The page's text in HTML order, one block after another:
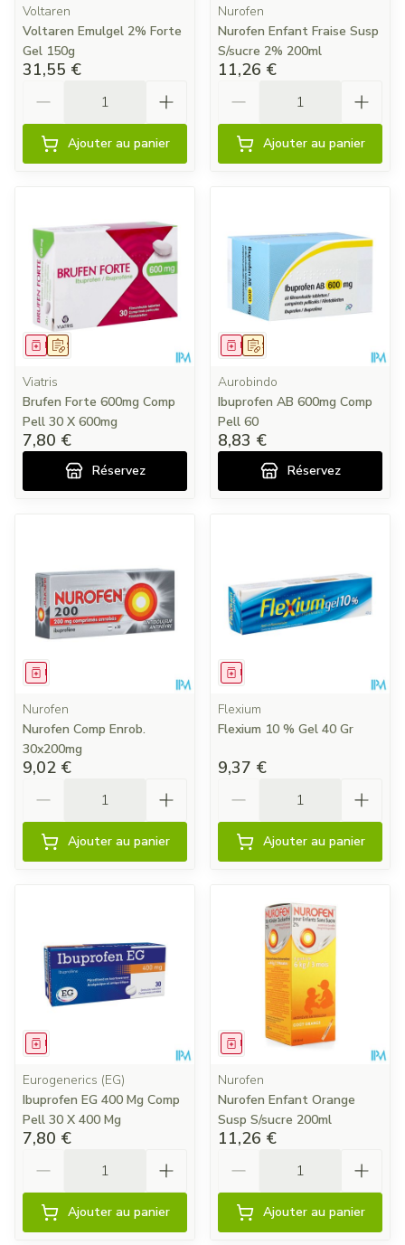
Voltaren
Voltaren Emulgel 2% Forte
Gel 150g
31,55 €
Ajouter au panier
Nurofen
Nurofen Enfant Fraise Susp
S/sucre 2% 200ml
11,26 €
Ajouter au panier
Sur prescription
Médicament
Viatris
Brufen Forte 600mg Comp
Pell 30 X 600mg
7,80 €
Réservez
Sur prescription
Médicament
Aurobindo
Ibuprofen AB 600mg Comp
Pell 60
8,83 €
Réservez
Médicament
Nurofen
Nurofen Comp Enrob.
30x200mg
9,02 €
Ajouter au panier
Médicament
Flexium
Flexium 10 % Gel 40 Gr
9,37 €
Ajouter au panier
Médicament
Eurogenerics (EG)
Ibuprofen EG 400 Mg Comp
Pell 30 X 400 Mg
7,80 €
Ajouter au panier
Médicament
Nurofen
Nurofen Enfant Orange
Susp S/sucre 200ml
11,26 €
Ajouter au panier